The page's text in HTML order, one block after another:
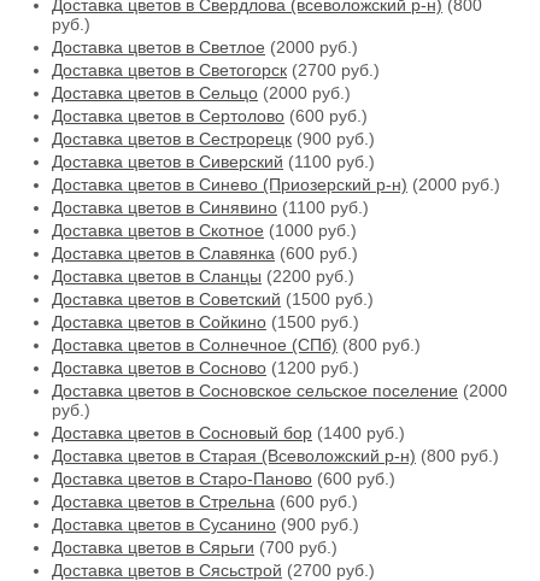
Доставка цветов в Свердлова (всеволожский р-н) (800
руб.)
Доставка цветов в Светлое (2000 руб.)
Доставка цветов в Светогорск (2700 руб.)
Доставка цветов в Сельцо (2000 руб.)
Доставка цветов в Сертолово (600 руб.)
Доставка цветов в Сестрорецк (900 руб.)
Доставка цветов в Сиверский (1100 руб.)
Доставка цветов в Синево (Приозерский р-н) (2000 руб.)
Доставка цветов в Синявино (1100 руб.)
Доставка цветов в Скотное (1000 руб.)
Доставка цветов в Славянка (600 руб.)
Доставка цветов в Сланцы (2200 руб.)
Доставка цветов в Советский (1500 руб.)
Доставка цветов в Сойкино (1500 руб.)
Доставка цветов в Солнечное (СПб) (800 руб.)
Доставка цветов в Сосново (1200 руб.)
Доставка цветов в Сосновское сельское поселение (2000
руб.)
Доставка цветов в Сосновый бор (1400 руб.)
Доставка цветов в Старая (Всеволожский р-н) (800 руб.)
Доставка цветов в Старо-Паново (600 руб.)
Доставка цветов в Стрельна (600 руб.)
Доставка цветов в Сусанино (900 руб.)
Доставка цветов в Сярьги (700 руб.)
Доставка цветов в Сясьстрой (2700 руб.)